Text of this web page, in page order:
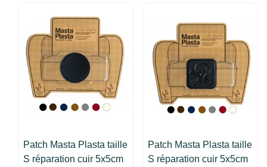
Patch Masta Plasta taille
S réparation cuir 5x5cm
Patch Masta Plasta taille
S réparation cuir 5x5cm